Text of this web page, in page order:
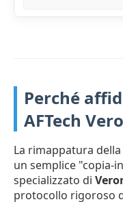
Perché
AFTech
La rimappatura
un semplice "copia-
specializzato di
protocollo rigoroso